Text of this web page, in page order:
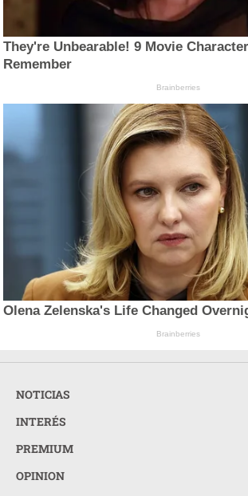
They're Unbearable! 9 Movie
Remember
Brainberries
Olena Zelenska's Life Changed
Brainberries
NOTICIAS
INTERÉS
PREMIUM
OPINION